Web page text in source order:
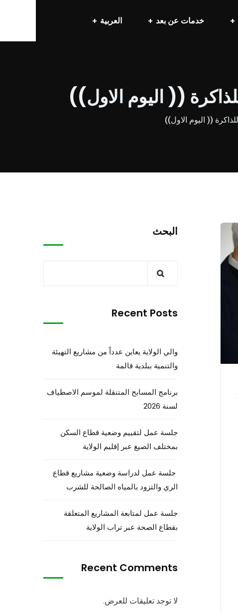
خدمات عن بعد العربية
البحث
Recent Posts
والي الولاية يعاين عدداً من مشاريع التهيئة
والتنمية ببلدية قالمة
برنامج المسابح المتنقلة لموسم الاصطياف
لسنة 2026
جلسة عمل لتقييم وضعية قطاع السكن
بمختلف الصيغ عبر إقليم الولاية
جلسة عمل لدراسة وضعية مشاريع قطاع
الري والتزود بالمياه الصالحة للشرب
جلسة عمل لمتابعة المشاريع المتعلقة
بقطاع الصحة عبر تراب الولاية
Recent Comments
لا توجد تعليقات للعرض.